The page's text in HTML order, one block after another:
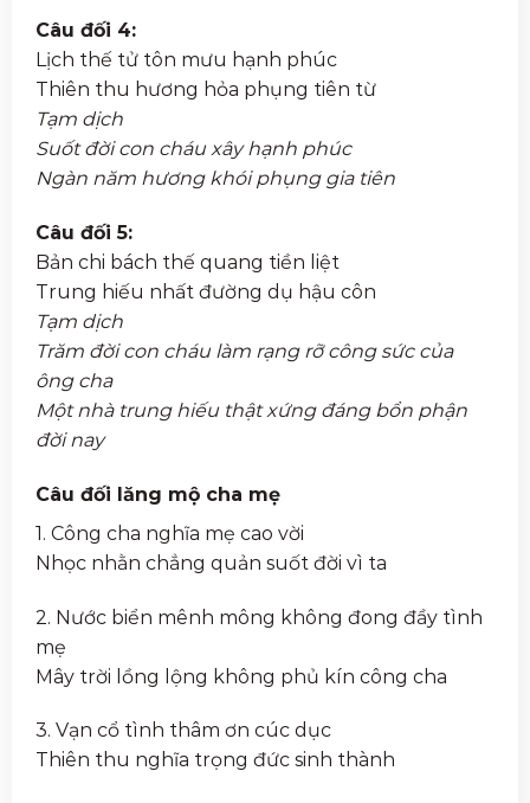
Câu đối 4:
Lịch thế tử tôn mưu hạnh phúc
Thiên thu hương hỏa phụng tiên từ
Tạm dịch
Suốt đời con cháu xây hạnh phúc
Ngàn năm hương khói phụng gia tiên
Câu đối 5:
Bản chi bách thế quang tiền liệt
Trung hiếu nhất đường dụ hậu côn
Tạm dịch
Trăm đời con cháu làm rạng rỡ công sức của
ông cha
Một nhà trung hiếu thật xứng đáng bổn phận
đời nay
Câu đối lăng mộ cha mẹ
1. Công cha nghĩa mẹ cao vời
Nhọc nhằn chẳng quản suốt đời vì ta
2. Nước biển mênh mông không đong đầy tình
mẹ
Mây trời lồng lộng không phủ kín công cha
3. Vạn cổ tình thâm ơn cúc dục
Thiên thu nghĩa trọng đức sinh thành